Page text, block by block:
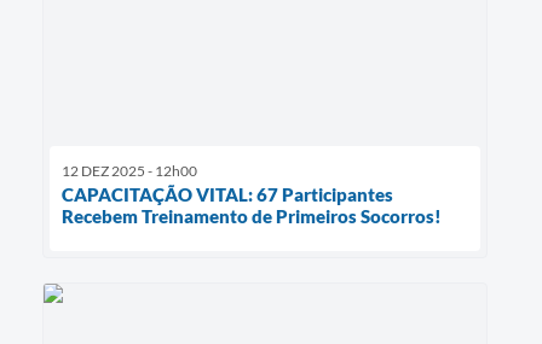
12 DEZ 2025 - 12h00
CAPACITAÇÃO VITAL: 67 Participantes
Recebem Treinamento de Primeiros Socorros!